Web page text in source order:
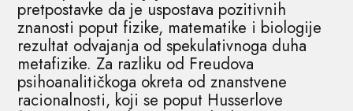
pretpostavke da je uspostava pozitivnih
znanosti poput fizike, matematike i biologije
rezultat odvajanja od spekulativnoga duha
metafizike. Za razliku od Freudova
psihoanalitičkoga okreta od znanstvene
racionalnosti, koji se poput Husserlove